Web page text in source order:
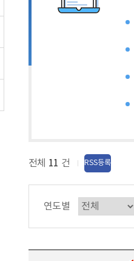
전체 11 건 RSS등록
연도별